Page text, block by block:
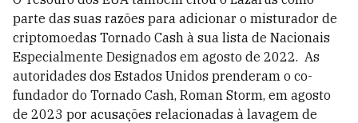
parte das suas razões para adicionar o misturador de
criptomoedas Tornado Cash à sua lista de Nacionais
Especialmente Designados em agosto de 2022. As
autoridades dos Estados Unidos prenderam o co-
fundador do Tornado Cash, Roman Storm, em agosto
de 2023 por acusações relacionadas à lavagem de